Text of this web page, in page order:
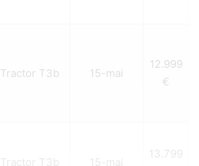
Tractor T3b 15-mai
12.999
€
13.799